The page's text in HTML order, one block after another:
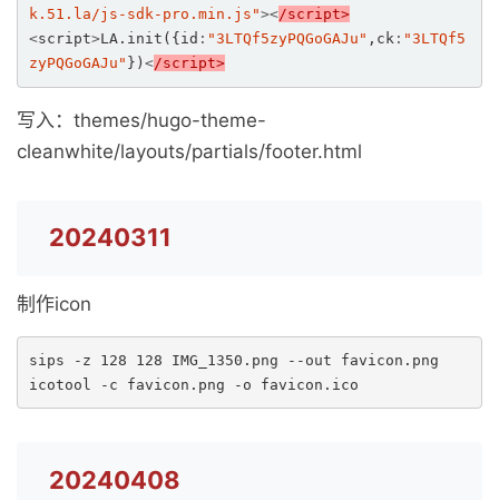
k.51.la/js-sdk-pro.min.js"></script>
<script>LA.init({id : "3LTQf5zyPQGoGAJu" ,ck: "3LTQf5
zyPQGoGAJu" }) </script>
写入：themes/hugo-theme-
cleanwhite/layouts/partials/footer.html
20240311
制作icon
sips -z 128 128 IMG_1350.png --out favicon.png
icotool -c favicon.png -o favicon.ico
20240408